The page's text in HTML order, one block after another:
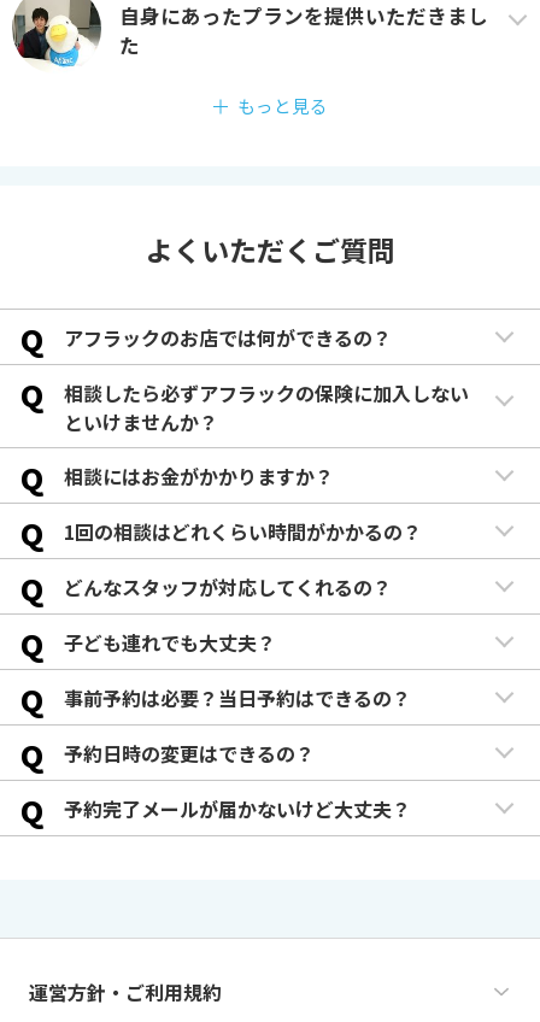
自身にあったプランを提供いただきまし
た
もっと見る
よくいただくご質問
Q アフラックのお店では何ができるの？
Q
相談したら必ずアフラックの保険に加入しない
といけませんか？
Q 相談にはお金がかかりますか？
Q 1回の相談はどれくらい時間がかかるの？
Q どんなスタッフが対応してくれるの？
Q 子ども連れでも大丈夫？
Q 事前予約は必要？当日予約はできるの？
Q 予約日時の変更はできるの？
Q 予約完了メールが届かないけど大丈夫？
運営方針・ご利用規約